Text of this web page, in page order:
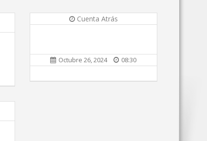
Cuenta Atrás
Octubre 26, 2024 08:30